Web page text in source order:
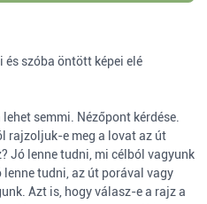
és szóba öntött képei elé
semmi. Nézőpont kérdése.
rajzoljuk-e meg a lovat az út
Jó lenne tudni, mi célból vagyunk
tudni, az út porával vagy
Azt is, hogy válasz-e a rajz a